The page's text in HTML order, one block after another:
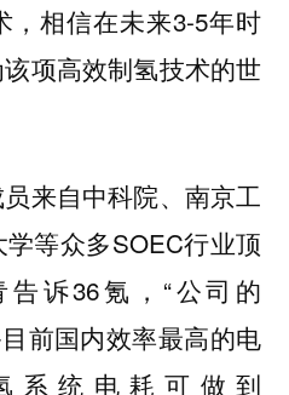
，相信在未来3-5年时
项高效制氢技术的世
员来自中科院、南京工
等众多SOEC行业顶
诉36氪，“公司的
前国内效率最高的电
系统电耗可做到